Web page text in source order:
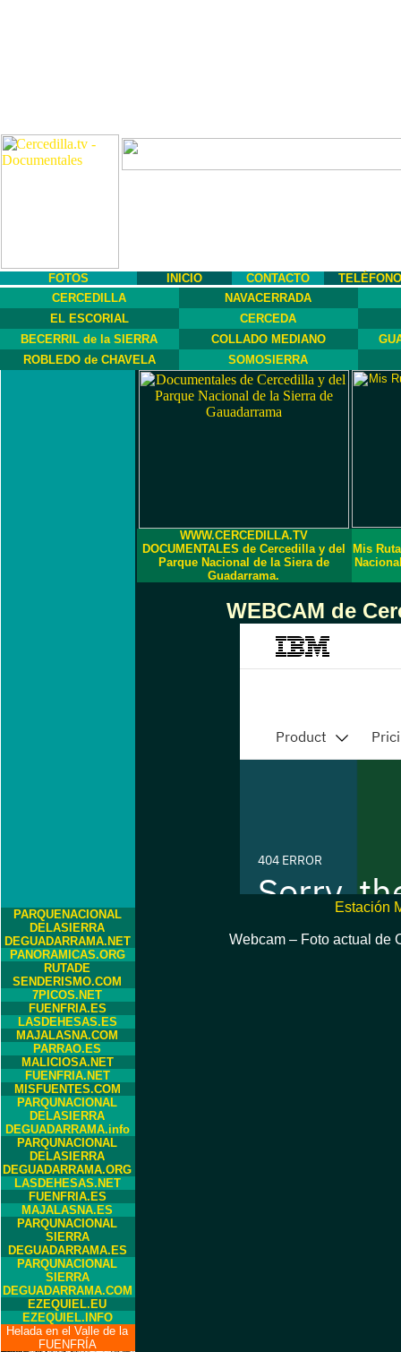
FOTOS INICIO CONTACTO
CERCEDILLA
NAVACERRADA
EL ESCORIAL
CERCEDA
BECERRIL de la SIERRA
COLLADO MEDIANO
ROBLEDO de CHAVELA
SOMOSIERRA
PARQUENACIONAL
DELASIERRA
DEGUADARRAMA.NET
PANORAMICAS.ORG
RUTADE
SENDERISMO.COM
7PICOS.NET
FUENFRIA.ES
LASDEHESAS.ES
MAJALASNA.COM
PARRAO.ES
MALICIOSA.NET
FUENFRIA.NET
MISFUENTES.COM
PARQUNACIONAL
DELASIERRA
DEGUADARRAMA.info
PARQUNACIONAL
DELASIERRA
DEGUADARRAMA.ORG
LASDEHESAS.NET
FUENFRIA.ES
MAJALASNA.ES
PARQUNACIONAL
SIERRA
DEGUADARRAMA.ES
PARQUNACIONAL
SIERRA
DEGUADARRAMA.COM
EZEQUIEL.EU
EZEQUIEL.INFO
Helada en el Valle de la
FUENFRÍA
WWW.CERCEDILLA.TV
DOCUMENTALES de Cercedilla y del
Parque Nacional de la Siera de
Guadarrama.
Mis
WEBCAM de
Estación
Webcam – Foto actual de